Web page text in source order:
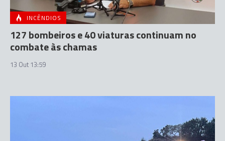
INCÊNDIOS
127 bombeiros e 40 viaturas continuam no
combate às chamas
13 Out 13:59